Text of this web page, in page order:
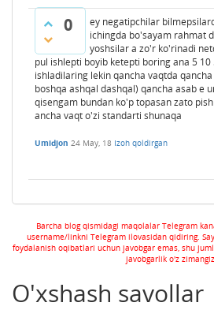
0
ey negatipchilar
ichingda bo'sayam rahmat
yoshsilar a zo'r ko'rinadi
pul ishlepti boyib ketepti boring ana 5
ishladilaring lekin qancha vaqtda
boshqa ashqal dashqal) qancha asab e
qisengam bundan ko'p topasan zato
ancha vaqt o'zi standarti shunaqa
Umidjon 24 May, 18 Izoh qoldirgan
Barcha blog qismidagi maqolalar Telegram
username/linkni Telegram ilovasidan qidiring.
foydalanish oqibatlari uchun javobgar emas, shu
javobgarlik o'z
O'xshash savollar